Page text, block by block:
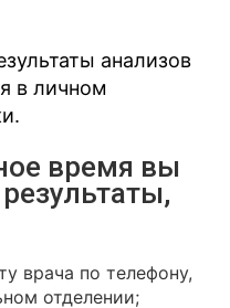
анализов
в личном
время вы
врача по телефону,
отделении;